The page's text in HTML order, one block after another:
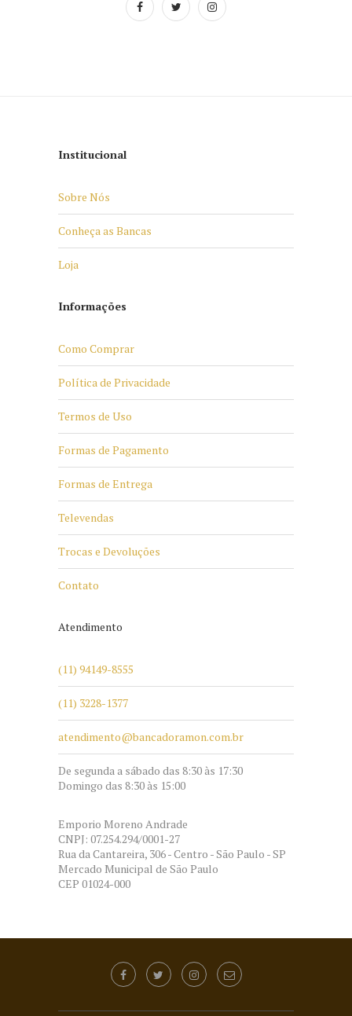
Institucional
Sobre Nós
Conheça as Bancas
Loja
Informações
Como Comprar
Política de Privacidade
Termos de Uso
Formas de Pagamento
Formas de Entrega
Televendas
Trocas e Devoluções
Contato
Atendimento
(11) 94149-8555
(11) 3228-1377
atendimento@bancadoramon.com.br
De segunda a sábado das 8:30 às 17:30
Domingo das 8:30 às 15:00
Emporio Moreno Andrade
CNPJ: 07.254.294/0001-27
Rua da Cantareira, 306 - Centro - São Paulo - SP
Mercado Municipal de São Paulo
CEP 01024-000